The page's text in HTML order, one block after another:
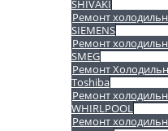
SHIVAKI
Ремонт
SIEMENS
Ремонт
SMEG
Ремонт
Toshiba
Ремонт
WHIRLPOOL
Ремонт